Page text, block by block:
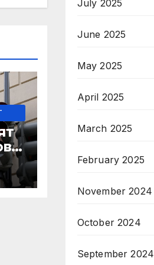
July 2025
June 2025
May 2025
April 2025
March 2025
February 2025
November 2024
October 2024
September 2024